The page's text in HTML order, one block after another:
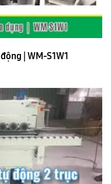
| WM-S1W1